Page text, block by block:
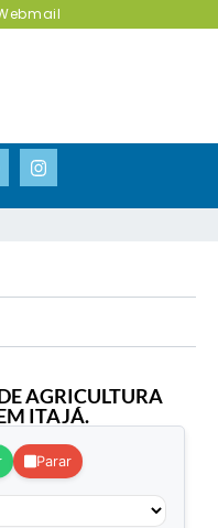
AGRICULTURA
ITAJÁ.
Parar